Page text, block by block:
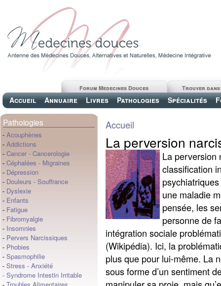
Accueil Annuaire Livres Pathologies Spécialités
Trouver
Forum Medecines Douces
Pathologies
- Acouphènes
- Addictions
- Cancer - Cancerologie
- Céphalées - Migraines
- Dépression
- Douleurs - Souffrance
- Dyslexie
- Enfants
- Fatigue
- Fibromyalgie
- Insomnies
- Pervers Narcissiques
- Phobies
- Spasmophilie
- Stress - Anxiété
- Syndrome Intestin Irritable
Accueil
La perversion
La perversion
classification
une maladie
pensée, les
personne de
intégration sociale
(Wikipédia). Ici, la
plus que pour lui-même. La
sous forme d’un sentiment